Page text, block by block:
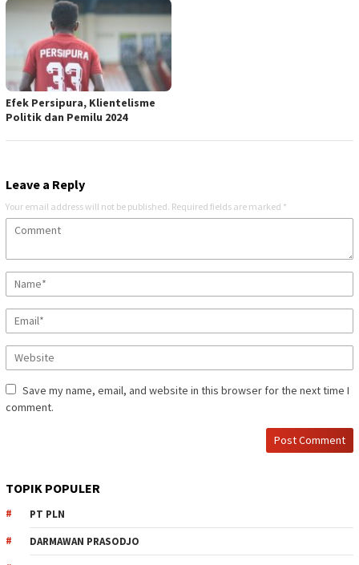
Efek Persipura, Klientelisme
Politik dan Pemilu 2024
Leave a Reply
Your email address will not be published. Required fields are marked *
Save my name, email, and website in this browser for the next time I
comment.
TOPIK POPULER
PT PLN
DARMAWAN PRASODJO